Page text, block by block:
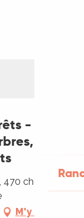
- Du
le
chemin du
M'y rendre